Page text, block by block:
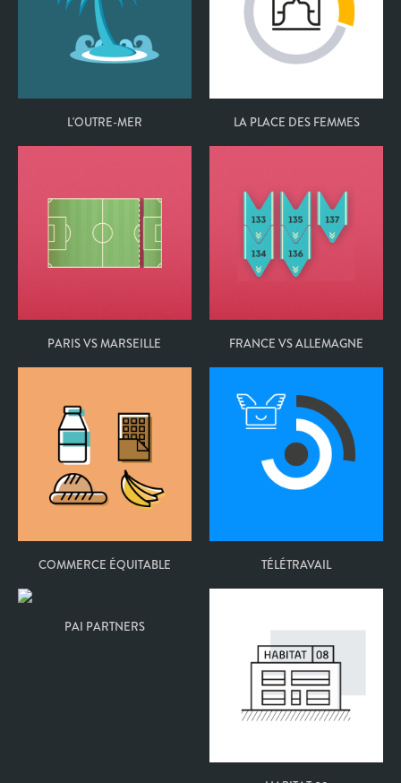
L'OUTRE-MER LA PLACE DES FEMMES
PARIS VS MARSEILLE FRANCE VS ALLEMAGNE
COMMERCE ÉQUITABLE TÉLÉTRAVAIL
PAI PARTNERS